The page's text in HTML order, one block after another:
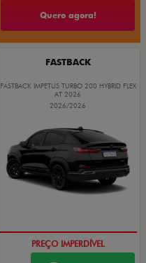
Quero agora!
FASTBACK
FASTBACK IMPETUS TURBO 200 HYBRID FLEX
AT 2026
2026/2026